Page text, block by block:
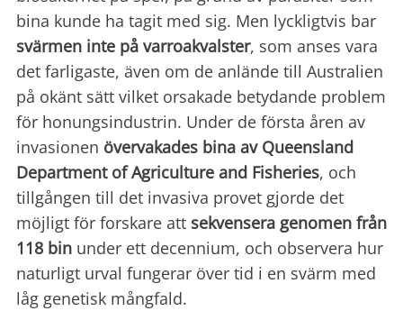
bina kunde ha tagit med sig. Men lyckligtvis bar
svärmen inte på varroakvalster, som anses vara
det farligaste, även om de anlände till Australien
på okänt sätt vilket orsakade betydande problem
för honungsindustrin. Under de första åren av
invasionen övervakades bina av Queensland
Department of Agriculture and Fisheries, och
tillgången till det invasiva provet gjorde det
möjligt för forskare att sekvensera genomen från
118 bin under ett decennium, och observera hur
naturligt urval fungerar över tid i en svärm med
låg genetisk mångfald.